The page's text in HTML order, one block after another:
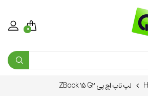
0
لپ تاپ اچ پی ZBook 15 G2